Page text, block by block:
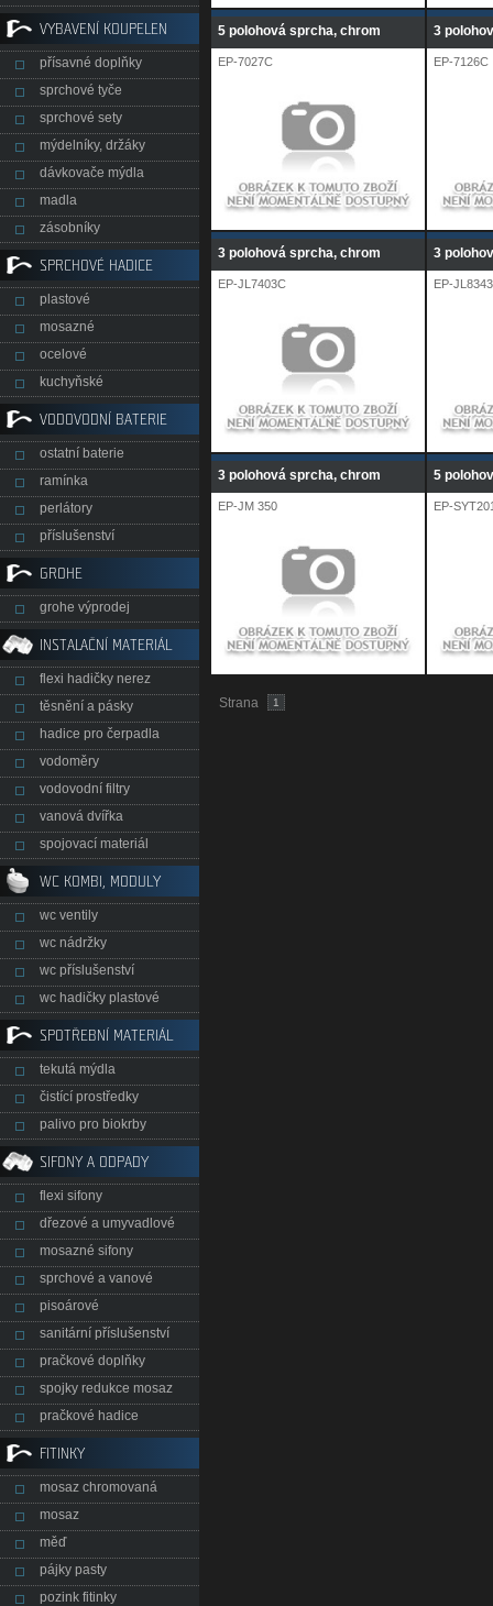
VYBAVENÍ KOUPELEN
přísavné doplňky
sprchové tyče
sprchové sety
mýdelníky, držáky
dávkovače mýdla
madla
zásobníky
SPRCHOVÉ HADICE
plastové
mosazné
ocelové
kuchyňské
VODOVODNÍ BATERIE
ostatní baterie
ramínka
perlátory
příslušenství
GROHE
grohe výprodej
INSTALAČNÍ MATERIÁL
flexi hadičky nerez
těsnění a pásky
hadice pro čerpadla
vodoměry
vodovodní filtry
vanová dvířka
spojovací materiál
WC KOMBI, MODULY
wc ventily
wc nádržky
wc příslušenství
wc hadičky plastové
SPOTŘEBNÍ MATERIÁL
tekutá mýdla
čistící prostředky
palivo pro biokrby
SIFONY A ODPADY
flexi sifony
dřezové a umyvadlové
mosazné sifony
sprchové a vanové
pisoárové
sanitární příslušenství
pračkové doplňky
spojky redukce mosaz
pračkové hadice
FITINKY
mosaz chromovaná
mosaz
měď
pájky pasty
pozink fitinky
5 polohová sprcha, chrom
EP-7027C
3
EP-7126C
3 polohová sprcha, chrom
EP-JL7403C
3
EP-
3 polohová sprcha, chrom
EP-JM 350
5
EP-
Strana 1